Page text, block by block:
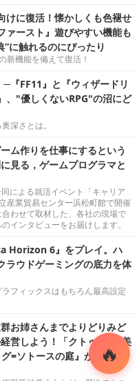
けに復活！懐かしくも色褪せ
ァースト』遊びやすい機能も
に触れるのにぴったり
新機能を備えて復活！
─『FF11』と『ウィザードリ
、"優しくないRPG"の沼にど
深さとは。
ム作りを仕事にするという
見る，ゲームプログラマと
による就活イベント「キャリア
産業貿易センター浜松町館で開催
わせて取材した、各社の現場で
インタビューをお届けします。
Horizon 6』をプレイ。ハ
ラウドゲーミングの底力を体
フィックスはもちろん最高設定
お姉さんまでよりどりみど
営しよう！「クトゥルフ×美
=ソトースの庭』が日本語